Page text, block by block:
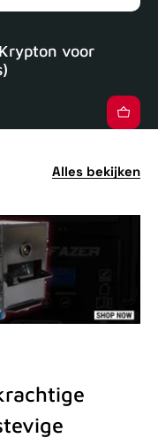
voor
Alles bekijken